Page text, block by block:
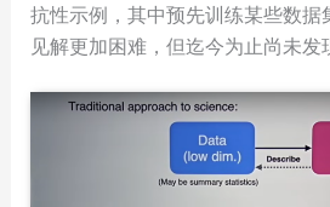
抗性示例，其中预先训练某些数据
见解更加困难，但迄今为止尚未发